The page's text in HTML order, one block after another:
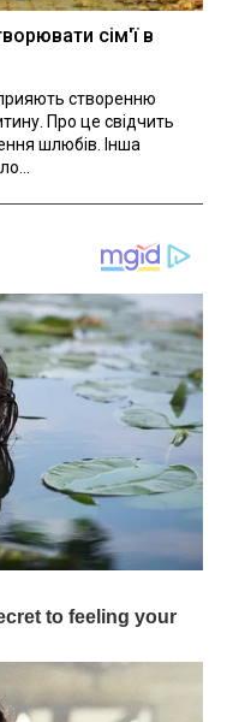
сім'ї в
створенню
Про це свідчить
шлюбів. Інша